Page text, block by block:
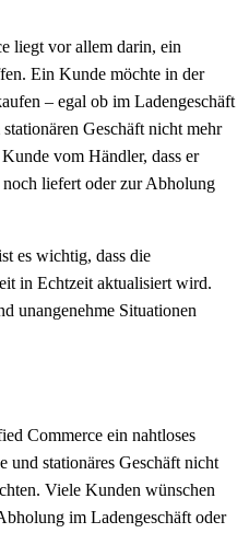
liegt vor allem darin, ein
Ein Kunde möchte in der
– egal ob im Ladengeschäft
Geschäft nicht mehr
vom Händler, dass er
noch liefert oder zur Abholung
es wichtig, dass die
in Echtzeit aktualisiert wird.
unangenehme Situationen
Commerce ein nahtloses
und stationäres Geschäft nicht
Viele Kunden wünschen
im Ladengeschäft oder